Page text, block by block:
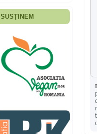
Fiica mea s-a nascut
ani, privind in urma
realizez cat de multe
greseli am facut in
educatia si cresterea
ei, am fost o mama
egoista, preocupata
de implinirea
profesionala, cand ea
era mica am neglijat-
agresiva, orice
greseala era taxata cu
o palma sau pedepse.
SUSȚINEM